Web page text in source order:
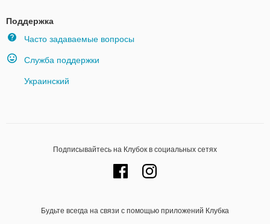
Поддержка
Часто задаваемые вопросы
Служба поддержки
Украинский
Подписывайтесь на Клубок в социальных сетях
Будьте всегда на связи с помощью приложений Клубка